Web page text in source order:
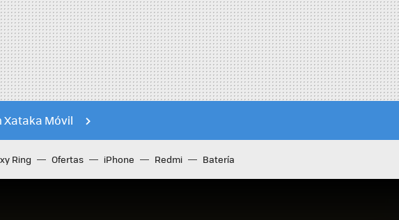
Xataka Móvil
Ring Ofertas iPhone Redmi Batería